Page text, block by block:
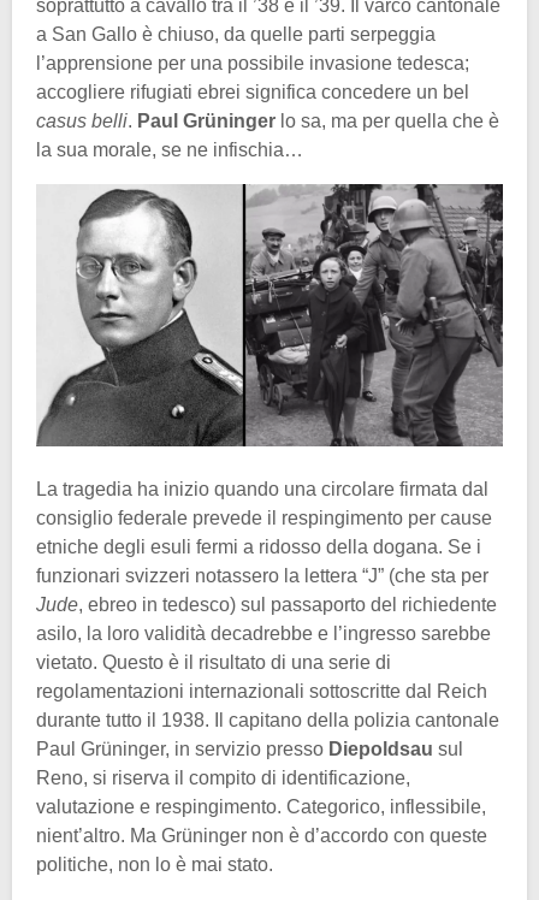
soprattutto a cavallo tra il ’38 e il ’39. Il varco cantonale
a San Gallo è chiuso, da quelle parti serpeggia
l’apprensione per una possibile invasione tedesca;
accogliere rifugiati ebrei significa concedere un bel
casus belli. Paul Grüninger lo sa, ma per quella che è
la sua morale, se ne infischia…
La tragedia ha inizio quando una circolare firmata dal
consiglio federale prevede il respingimento per cause
etniche degli esuli fermi a ridosso della dogana. Se i
funzionari svizzeri notassero la lettera “J” (che sta per
Jude, ebreo in tedesco) sul passaporto del richiedente
asilo, la loro validità decadrebbe e l’ingresso sarebbe
vietato. Questo è il risultato di una serie di
regolamentazioni internazionali sottoscritte dal Reich
durante tutto il 1938. Il capitano della polizia cantonale
Paul Grüninger, in servizio presso Diepoldsau sul
Reno, si riserva il compito di identificazione,
valutazione e respingimento. Categorico, inflessibile,
nient’altro. Ma Grüninger non è d’accordo con queste
politiche, non lo è mai stato.